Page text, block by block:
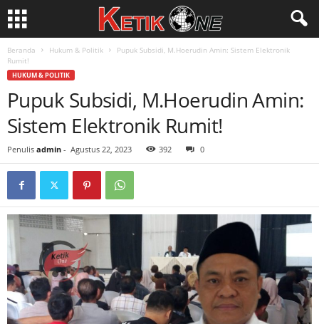
Beranda Hukum & Politik
Pupuk Subsidi, M.Hoerudin Amin: Sistem Elektronik
Rumit!
HUKUM & POLITIK
Pupuk Subsidi, M.Hoerudin Amin:
Sistem Elektronik Rumit!
Penulis admin - Agustus 22, 2023 392 0